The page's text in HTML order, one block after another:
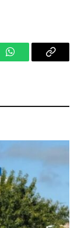
WhatsAppCopy